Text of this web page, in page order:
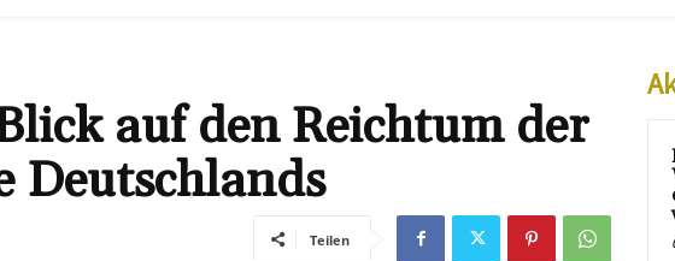
auf den Reichtum der
Deutschlands
Teilen